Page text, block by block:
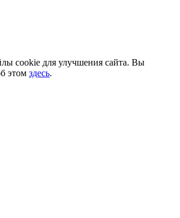
cookie для улучшения сайта. Вы
этом здесь.